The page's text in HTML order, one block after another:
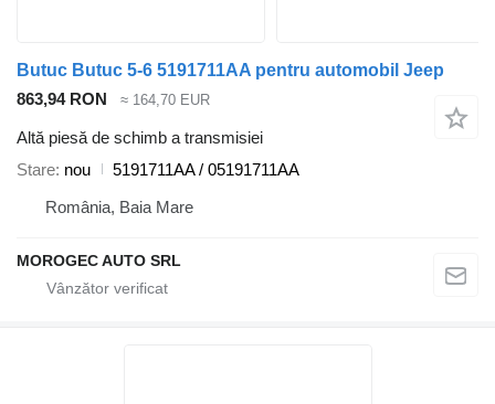
Butuc Butuc 5-6 5191711AA pentru automobil Jeep
863,94 RON
≈ 164,70 EUR
Altă piesă de schimb a transmisiei
Stare nou
5191711AA / 05191711AA
România, Baia Mare
MOROGEC AUTO SRL